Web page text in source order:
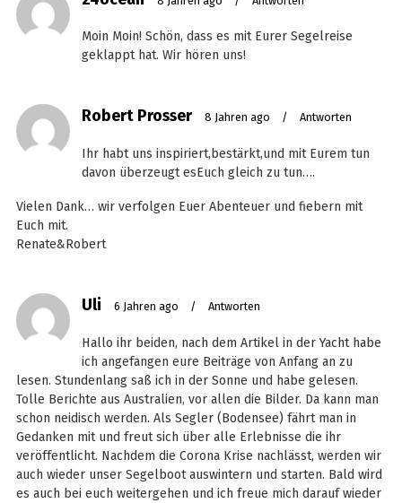
Moin Moin! Schön, dass es mit Eurer Segelreise
geklappt hat. Wir hören uns!
Robert Prosser 8 Jahren ago / Antworten
Ihr habt uns inspiriert,bestärkt,und mit Eurem tun
davon überzeugt esEuch gleich zu tun….
Vielen Dank… wir verfolgen Euer Abenteuer und fiebern mit
Euch mit.
Renate&Robert
Uli 6 Jahren ago / Antworten
Hallo ihr beiden, nach dem Artikel in der Yacht habe
ich angefangen eure Beiträge von Anfang an zu
lesen. Stundenlang saß ich in der Sonne und habe gelesen.
Tolle Berichte aus Australien, vor allen die Bilder. Da kann man
schon neidisch werden. Als Segler (Bodensee) fährt man in
Gedanken mit und freut sich über alle Erlebnisse die ihr
veröffentlicht. Nachdem die Corona Krise nachlässt, werden wir
auch wieder unser Segelboot auswintern und starten. Bald wird
es auch bei euch weitergehen und ich freue mich darauf wieder